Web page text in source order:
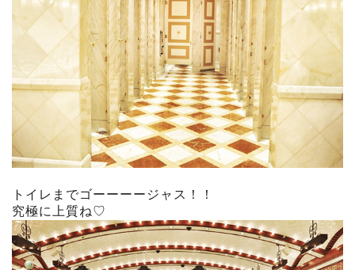
トイレまでゴーーーージャス！！
究極に上質ね♡